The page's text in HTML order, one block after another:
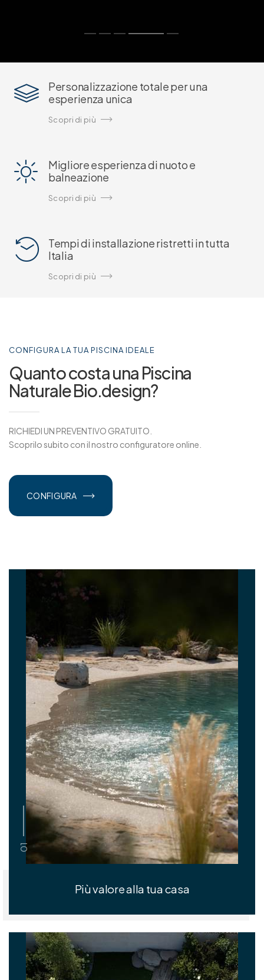
Personalizzazione totale per una
esperienza unica
Scopri di più
Migliore esperienza di nuoto e
balneazione
Scopri di più
Tempi di installazione ristretti in tutta
Italia
Scopri di più
CONFIGURA LA TUA PISCINA IDEALE
Quanto costa una Piscina
Naturale Bio.design?
RICHIEDI UN PREVENTIVO GRATUITO.
Scoprilo subito con il nostro configuratore online.
CONFIGURA
01
Più valore alla tua casa